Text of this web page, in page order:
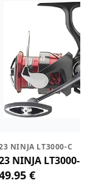
NINJA LT3000-C
NINJA LT3000-C
€